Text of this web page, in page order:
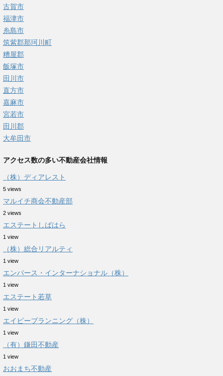
古賀市
福津市
糸島市
筑紫郡那珂川町
糟屋郡
飯塚市
田川市
直方市
嘉麻市
宮若市
田川郡
大牟田市
アクセス数の多い不動産会社情報
（株）ディアレスト
5 views
マルイチ商会不動産部
2 views
エステートしばはら
1 view
（株）総合リアルティ
1 view
エンバース・インターナショナル（株）
1 view
エステート若草
1 view
エイピープランニング（株）
1 view
（有）鎌田不動産
1 view
おおまち不動産